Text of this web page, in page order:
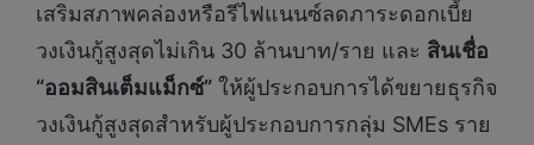
เสริมสภาพคล่องหรือรีไฟแนนซ์ลดภาระดอกเบี้ย
วงเงินกู้สูงสุดไม่เกิน 30 ล้านบาท/ราย และ สินเชื่อ
“ออมสินเต็มแม็กซ์” ให้ผู้ประกอบการได้ขยายธุรกิจ
วงเงินกู้สูงสุดสำหรับผู้ประกอบการกลุ่ม SMEs ราย